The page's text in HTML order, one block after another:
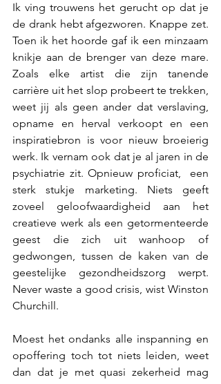
Ik ving trouwens het gerucht op dat je
de drank hebt afgezworen. Knappe zet.
Toen ik het hoorde gaf ik een minzaam
knikje aan de brenger van deze mare.
Zoals elke artist die zijn tanende
carrière uit het slop probeert te trekken,
weet jij als geen ander dat verslaving,
opname en herval verkoopt en een
inspiratiebron is voor nieuw broeierig
werk. Ik vernam ook dat je al jaren in de
psychiatrie zit. Opnieuw proficiat,  een
sterk stukje marketing. Niets geeft
zoveel geloofwaardigheid aan het
creatieve werk als een getormenteerde
geest die zich uit wanhoop of
gedwongen, tussen de kaken van de
geestelijke gezondheidszorg werpt.
Never waste a good crisis, wist Winston
Churchill.
Moest het ondanks alle inspanning en
opoffering toch tot niets leiden, weet
dan dat je met quasi zekerheid mag